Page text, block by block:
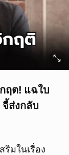
ฤต! แฉใบ
ส่งกลับ
มในเรื่อง